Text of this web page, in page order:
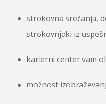
strokovna srečanja,
strokovnjaki iz
karierni center vam
možnost